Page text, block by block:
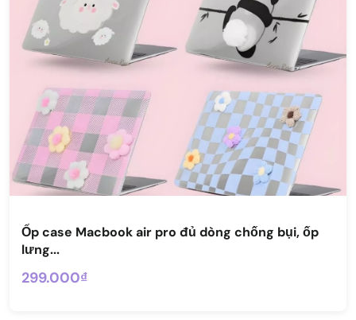
Ốp case Macbook air pro đủ dòng chống bụi, ốp
lưng...
299.000₫